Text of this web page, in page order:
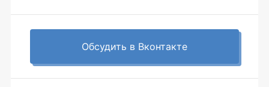
Обсудить в Вконтакте